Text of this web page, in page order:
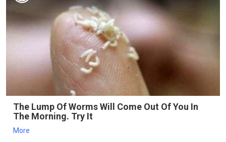
The Lump Of Worms Will Come Out Of You In
The Morning. Try It
More